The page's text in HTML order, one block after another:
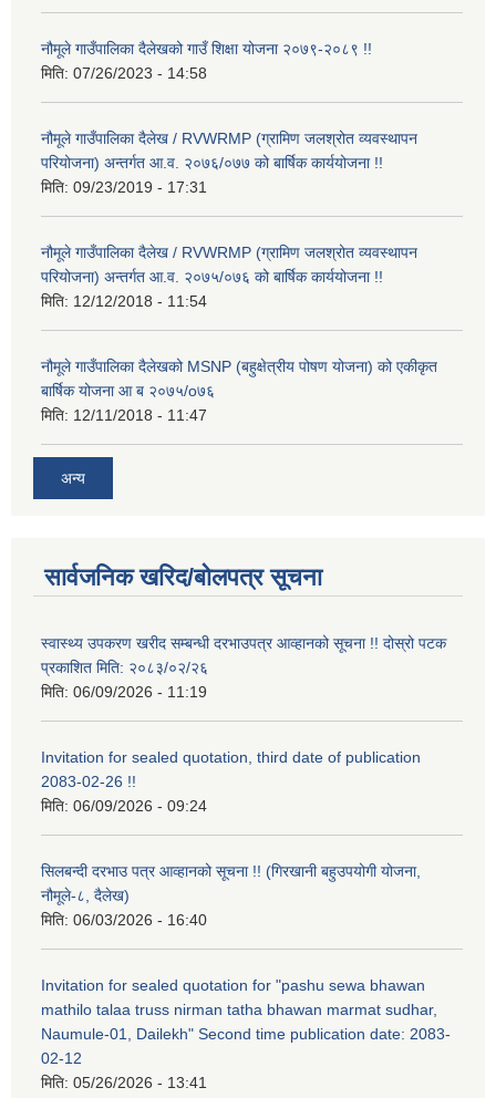
नौमूले गाउँपालिका दैलेखको गाउँ शिक्षा योजना २०७९-२०८९ !!
मिति: 07/26/2023 - 14:58
नौमूले गाउँपालिका दैलेख / RVWRMP (ग्रामिण जलश्रोत व्यवस्थापन
परियोजना) अन्तर्गत आ.व. २०७६/०७७ को बार्षिक कार्ययोजना !!
मिति: 09/23/2019 - 17:31
नौमूले गाउँपालिका दैलेख / RVWRMP (ग्रामिण जलश्रोत व्यवस्थापन
परियोजना) अन्तर्गत आ.व. २०७५/०७६ को बार्षिक कार्ययोजना !!
मिति: 12/12/2018 - 11:54
नौमूले गाउँपालिका दैलेखको MSNP (बहुक्षेत्रीय पोषण योजना) को एकीकृत
बार्षिक योजना आ ब २०७५/o७६
मिति: 12/11/2018 - 11:47
अन्य
सार्वजनिक खरिद/बोलपत्र सूचना
स्वास्थ्य उपकरण खरीद सम्बन्धी दरभाउपत्र आव्हानको सूचना !! दोस्रो पटक
प्रकाशित मिति: २०८३/०२/२६
मिति: 06/09/2026 - 11:19
Invitation for sealed quotation, third date of publication
2083-02-26 !!
मिति: 06/09/2026 - 09:24
सिलबन्दी दरभाउ पत्र आव्हानको सूचना !! (गिरखानी बहुउपयोगी योजना,
नौमूले-८, दैलेख)
मिति: 06/03/2026 - 16:40
Invitation for sealed quotation for "pashu sewa bhawan
mathilo talaa truss nirman tatha bhawan marmat sudhar,
Naumule-01, Dailekh" Second time publication date: 2083-
02-12
मिति: 05/26/2026 - 13:41